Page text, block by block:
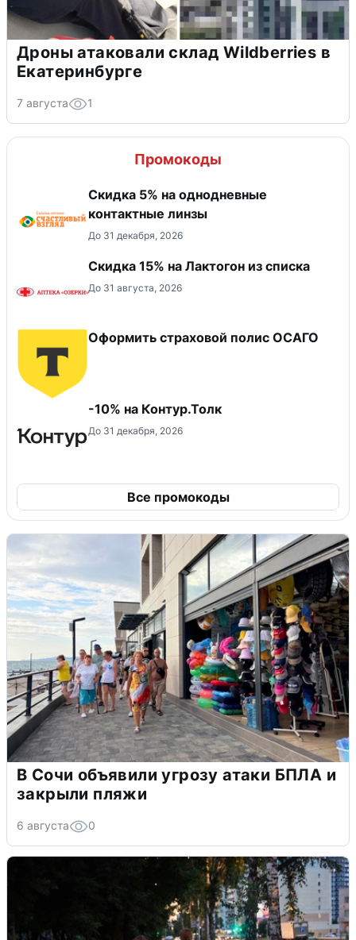
Дроны атаковали склад Wildberries в
Екатеринбурге
7 августа 1
Промокоды
Скидка 5% на однодневные
контактные линзы
До 31 декабря, 2026
Скидка 15% на Лактогон из списка
До 31 августа, 2026
Оформить страховой полис ОСАГО
-10% на Контур.Толк
До 31 декабря, 2026
Все промокоды
В Сочи объявили угрозу атаки БПЛА и
закрыли пляжи
6 августа 0